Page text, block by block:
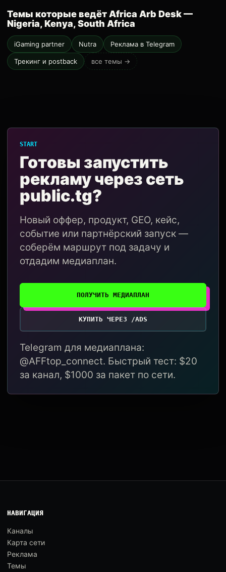
Темы которые ведёт Africa Arb Desk —
Nigeria, Kenya, South Africa
iGaming partner Nutra Реклама в Telegram
Трекинг и postback все темы →
START
Готовы запустить
рекламу через сеть
public.tg?
Новый оффер, продукт, GEO, кейс,
событие или партнёрский запуск —
соберём маршрут под задачу и
отдадим медиаплан.
ПОЛУЧИТЬ МЕДИАПЛАН
КУПИТЬ ЧЕРЕЗ /ADS
Telegram для медиаплана:
@AFFtop_connect. Быстрый тест: $20
за канал, $1000 за пакет по сети.
НАВИГАЦИЯ
Каналы
Карта сети
Реклама
Темы